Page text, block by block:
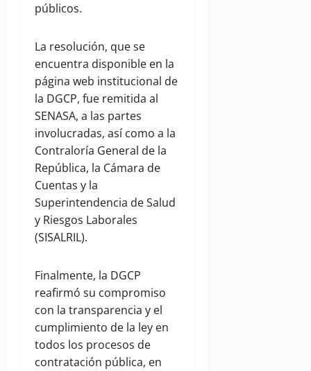
públicos.
La resolución, que se
encuentra disponible en la
página web institucional de
la DGCP, fue remitida al
SENASA, a las partes
involucradas, así como a la
Contraloría General de la
República, la Cámara de
Cuentas y la
Superintendencia de Salud
y Riesgos Laborales
(SISALRIL).
Finalmente, la DGCP
reafirmó su compromiso
con la transparencia y el
cumplimiento de la ley en
todos los procesos de
contratación pública, en